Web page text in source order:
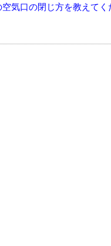
気口の閉じ方を教えてく